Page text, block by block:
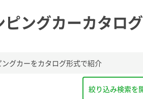
ングカーカタログ
グカーをカタログ形式で紹介